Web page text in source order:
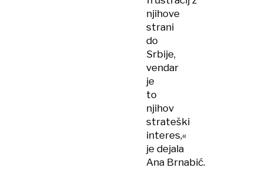
njihove
strani
do
Srbije,
vendar
je
to
njihov
strateški
interes,«
je dejala
Ana Brnabić.